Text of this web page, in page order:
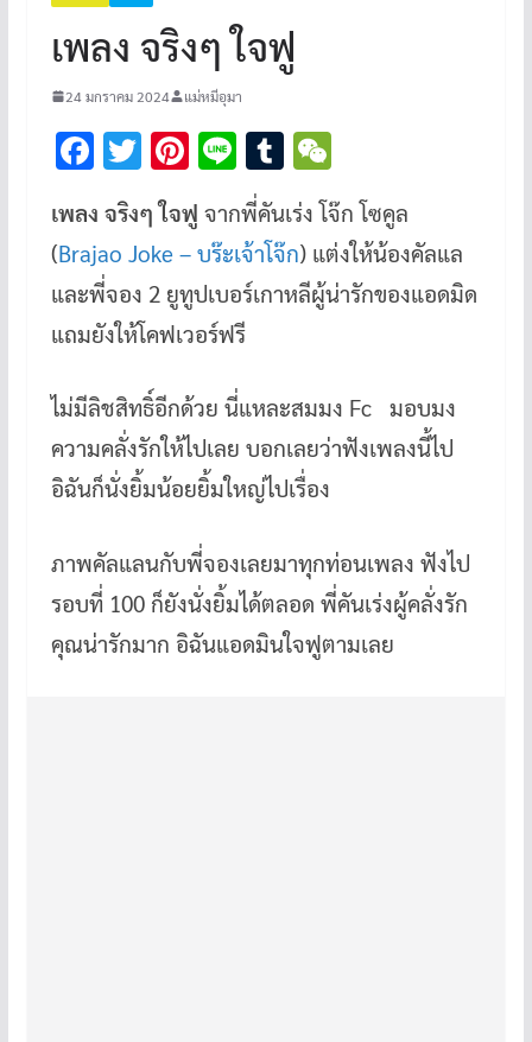
เพลง จริงๆ ใจฟู
24 มกราคม 2024 แม่หมีอุมา
F
ac
e
b
o
o
T
wi
tt
er
Pi
er
es
t
Li
n
e
T
m
bl
r
W
e
C
h
at
เพลง จริงๆ ใจฟู จากพี่คันเร่ง โจ๊ก โซคูล
(Brajao Joke – บร๊ะเจ้าโจ๊ก) แต่งให้น้องคัลแล
และพี่จอง 2 ยูทูปเบอร์เกาหลีผู้น่ารักของแอดมิด
แถมยังให้โคฟเวอร์ฟรี
ไม่มีลิชสิทธิ์อีกด้วย นี่แหละสมมง Fc มอบมง
ความคลั่งรักให้ไปเลย บอกเลยว่าฟังเพลงนี้ไป
อิฉันก็นั่งยิ้มน้อยยิ้มใหญ่ไปเรื่อง
ภาพคัลแลนกับพี่จองเลยมาทุกท่อนเพลง ฟังไป
รอบที่ 100 ก็ยังนั่งยิ้มได้ตลอด พี่คันเร่งผู้คลั่งรัก
คุณน่ารักมาก อิฉันแอดมินใจฟูตามเลย